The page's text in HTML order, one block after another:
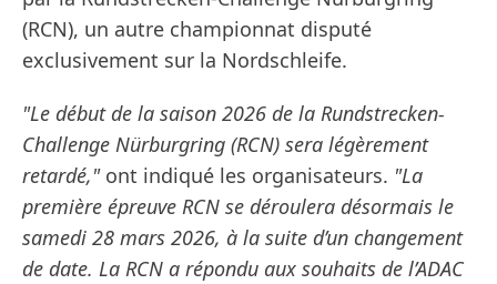
(RCN), un autre championnat disputé
exclusivement sur la Nordschleife.
"Le début de la saison 2026 de la Rundstrecken-
Challenge Nürburgring (RCN) sera légèrement
retardé,"ont indiqué les organisateurs. "La
première épreuve RCN se déroulera désormais le
samedi 28 mars 2026, à la suite d’un changement
de date. La RCN a répondu aux souhaits de l’ADAC